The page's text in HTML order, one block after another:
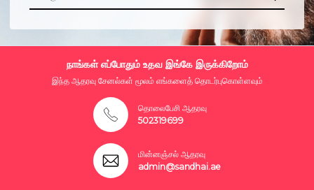
நாங்கள் எப்போதும் உதவ இங்கே இருக்கிறோம்
இந்த ஆதரவு சேனல்கள் மூலம் எங்களைத் தொடர்புகொள்ளவும்
தொலைபேசி ஆதரவு
502319699
மின்னஞ்சல் ஆதரவு
admin@sandhai.ae